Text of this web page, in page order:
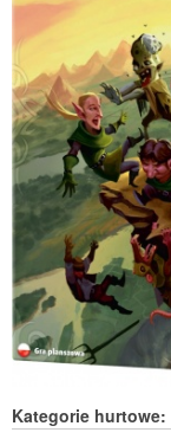
Kategorie hurtowe: